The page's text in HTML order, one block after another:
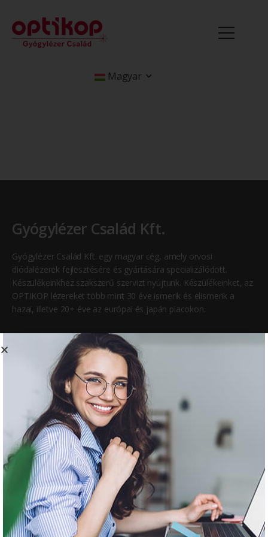
Magyar
Gyógylézer Család Kft.
Gyógylézer Család Kft. egy magyar cég, amely orvosi
diódalézerek fejlesztésére és gyártására specializálódott.
Készülékeinkhez szakszerű szervizt nyújtunk. Készülékeinket, az
OPTIKOP lézereket több mint 30 éve ismerik és elismerik a
hazai, illetve 20+ éve az európai és japán piacokon.
Főbb üzletágaink
Medlaser
Lágylézer az orvosi gyakorlatban: bőrgyógyászat, sportorvoslás,
fizikoterápia, reumatológia, akupunktúra, gyermekgyógyászat,
fül-orr-gégészet
Dentlaser
Lágylézer a fogászati gyakorlatban
Vetlaser
Lágylézer az állatgyógyászatban